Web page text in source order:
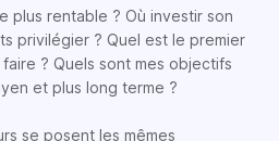
plus rentable ? Où investir son
privilégier ? Quel est le premier
? Quels sont mes objectifs
et plus long terme ?
se posent les mêmes